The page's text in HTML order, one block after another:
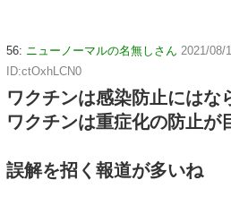
56: ニューノーマルの名無しさん 2021/08/
ID:ctOxhLCN0
ワクチンは感染防止にはな
ワクチンは重症化の防止が
誤解を招く報道が多いね